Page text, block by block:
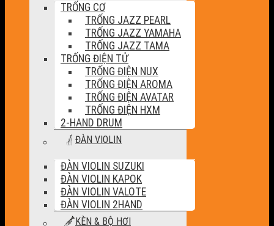
TRỐNG CƠ
TRỐNG JAZZ PEARL
TRỐNG JAZZ YAMAHA
TRỐNG JAZZ TAMA
TRỐNG ĐIỆN TỬ
TRỐNG ĐIỆN NUX
TRỐNG ĐIỆN AROMA
TRỐNG ĐIỆN AVATAR
TRỐNG ĐIỆN HXM
2-HAND DRUM
ĐÀN VIOLIN
ĐÀN VIOLIN SUZUKI
ĐÀN VIOLIN KAPOK
ĐÀN VIOLIN VALOTE
ĐÀN VIOLIN 2HAND
KÈN & BỘ HƠI